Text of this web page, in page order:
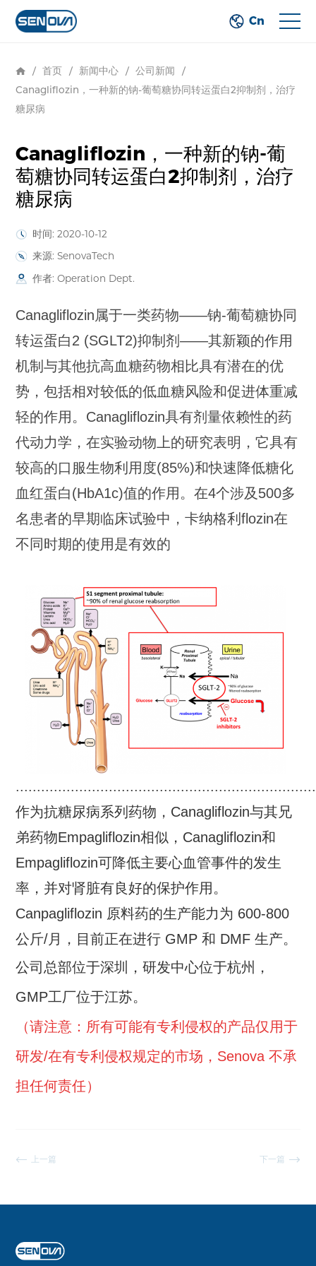
Cn
/ 首页 / 新闻中心 / 公司新闻
/
Canagliflozin，一种新的钠-葡萄糖协同转运蛋白2抑制剂，治疗
糖尿病
Canagliflozin，一种新的钠-葡
萄糖协同转运蛋白2抑制剂，治疗
糖尿病
时间: 2020-10-12
来源: SenovaTech
作者: Operation Dept.
Canagliflozin属于一类药物——钠-葡萄糖协同
转运蛋白2 (SGLT2)抑制剂——其新颖的作用
机制与其他抗高血糖药物相比具有潜在的优
势，包括相对较低的低血糖风险和促进体重减
轻的作用。Canagliflozin具有剂量依赖性的药
代动力学，在实验动物上的研究表明，它具有
较高的口服生物利用度(85%)和快速降低糖化
血红蛋白(HbA1c)值的作用。在4个涉及500多
名患者的早期临床试验中，卡纳格利flozin在
不同时期的使用是有效的
作为抗糖尿病系列药物，Canagliflozin与其兄
弟药物Empagliflozin相似，Canagliflozin和
Empagliflozin可降低主要心血管事件的发生
率，并对肾脏有良好的保护作用。
Canpagliflozin 原料药的生产能力为 600-800
公斤/月，目前正在进行 GMP 和 DMF 生产。
公司总部位于深圳，研发中心位于杭州，
GMP工厂位于江苏。
（请注意：所有可能有专利侵权的产品仅用于
研发/在有专利侵权规定的市场，Senova 不承
担任何责任）
上一篇 下一篇